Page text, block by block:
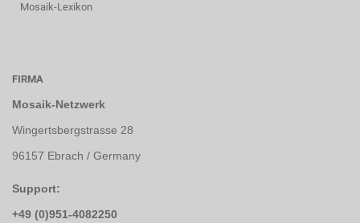
Mosaik-Lexikon
FIRMA
Mosaik-Netzwerk
Wingertsbergstrasse 28
96157 Ebrach / Germany
Support:
+49 (0)951-4082250